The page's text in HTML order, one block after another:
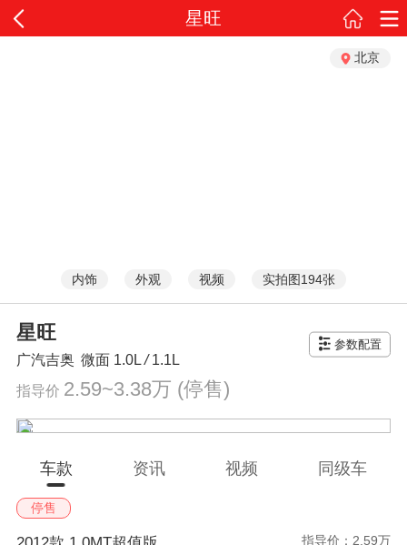
星旺
北京
内饰 外观 视频 实拍图194张
星旺
广汽吉奥 微面 1.0L/1.1L
参数配置
指导价 2.59~3.38万 (停售)
车款 资讯 视频 同级车
停售
指导价： 2.59万